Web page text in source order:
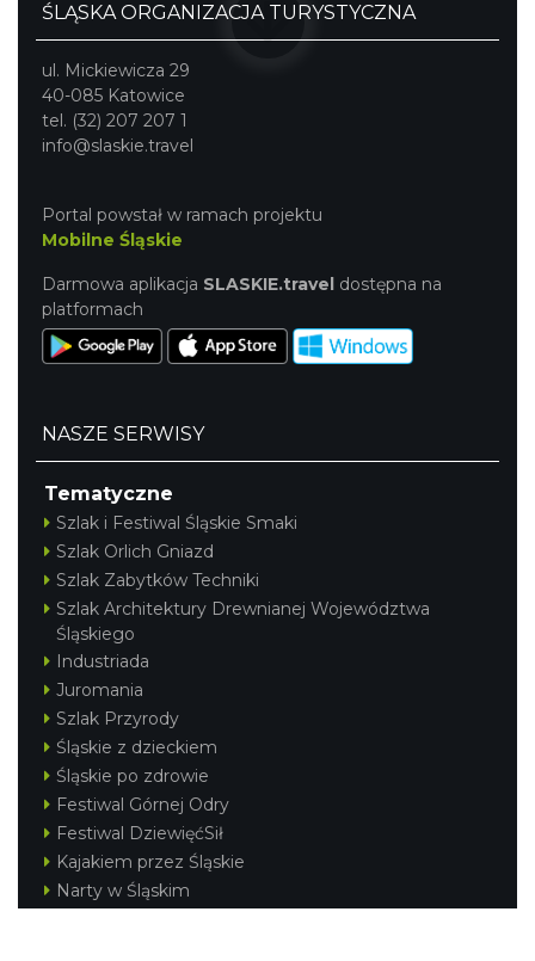
ŚLĄSKA ORGANIZACJA TURYSTYCZNA
ul. Mickiewicza 29
40-085 Katowice
tel. (32) 207 207 1
info@slaskie.travel
Portal powstał w ramach projektu
Mobilne Śląskie
Darmowa aplikacja SLASKIE.travel dostępna na
platformach
NASZE SERWISY
Tematyczne
Szlak i Festiwal Śląskie Smaki
Szlak Orlich Gniazd
Szlak Zabytków Techniki
Szlak Architektury Drewnianej Województwa
Śląskiego
Industriada
Juromania
Szlak Przyrody
Śląskie z dzieckiem
Śląskie po zdrowie
Festiwal Górnej Odry
Festiwal DziewięćSił
Kajakiem przez Śląskie
Narty w Śląskim